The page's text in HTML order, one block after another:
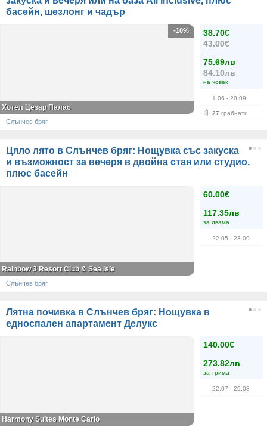
басейн, шезлонг и чадър
38.70€
43.00€
75.69лв
84.10лв
на човек
1.06 - 20.09
27 грабнати
-10%
Хотел Цезар Палас
Слънчев бряг
Цяло лято в Слънчев бряг: Нощувка със закуска
и възможност за вечеря в двойна стая или студио,
плюс басейн
60.00€
117.35лв
за двама
22.05 - 23.09
Rainbow 3 Resort Club & Sea Isle
Слънчев бряг
Лятна почивка в Слънчев бряг: Нощувка в
едноспален апартамент Делукс
140.00€
273.82лв
за трима
22.07 - 29.08
Harmony Suites Monte Carlo